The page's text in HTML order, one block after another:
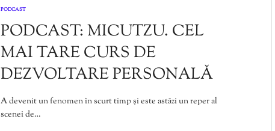
PODCAST
PODCAST: MICUTZU. CEL
MAI TARE CURS DE
DEZVOLTARE PERSONALĂ
A devenit un fenomen în scurt timp și este astăzi un reper al
scenei de…